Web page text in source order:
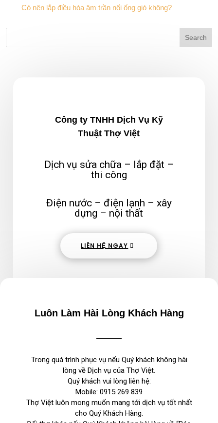
Có nên lắp điều hòa âm trần nối ống gió không?
Công ty TNHH Dịch Vụ Kỹ
Thuật Thợ Việt
Dịch vụ sửa chữa – lắp đặt –
thi công
Điện nước – điện lạnh – xây
dựng – nội thất
LIÊN HỆ NGAY
Luôn Làm Hài Lòng Khách Hàng
Trong quá trình phục vụ nếu Quý khách không hài
lòng về Dịch vụ của Thợ Việt.
Quý khách vui lòng liên hệ:
Mobile: 0915 269 839
Thợ Việt luôn mong muốn mang tới dịch vụ tốt nhất
cho Quý Khách Hàng.